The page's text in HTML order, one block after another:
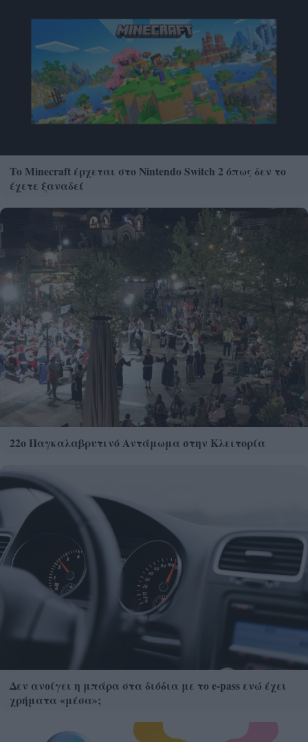
Το Minecraft έρχεται στο Nintendo Switch 2 όπως δεν το
έχετε ξαναδεί
22ο Παγκαλαβρυτινό Αντάμωμα στην Κλειτορία
Δεν ανοίγει η μπάρα στα διόδια με το e-pass ενώ έχει
χρήματα «μέσα»;